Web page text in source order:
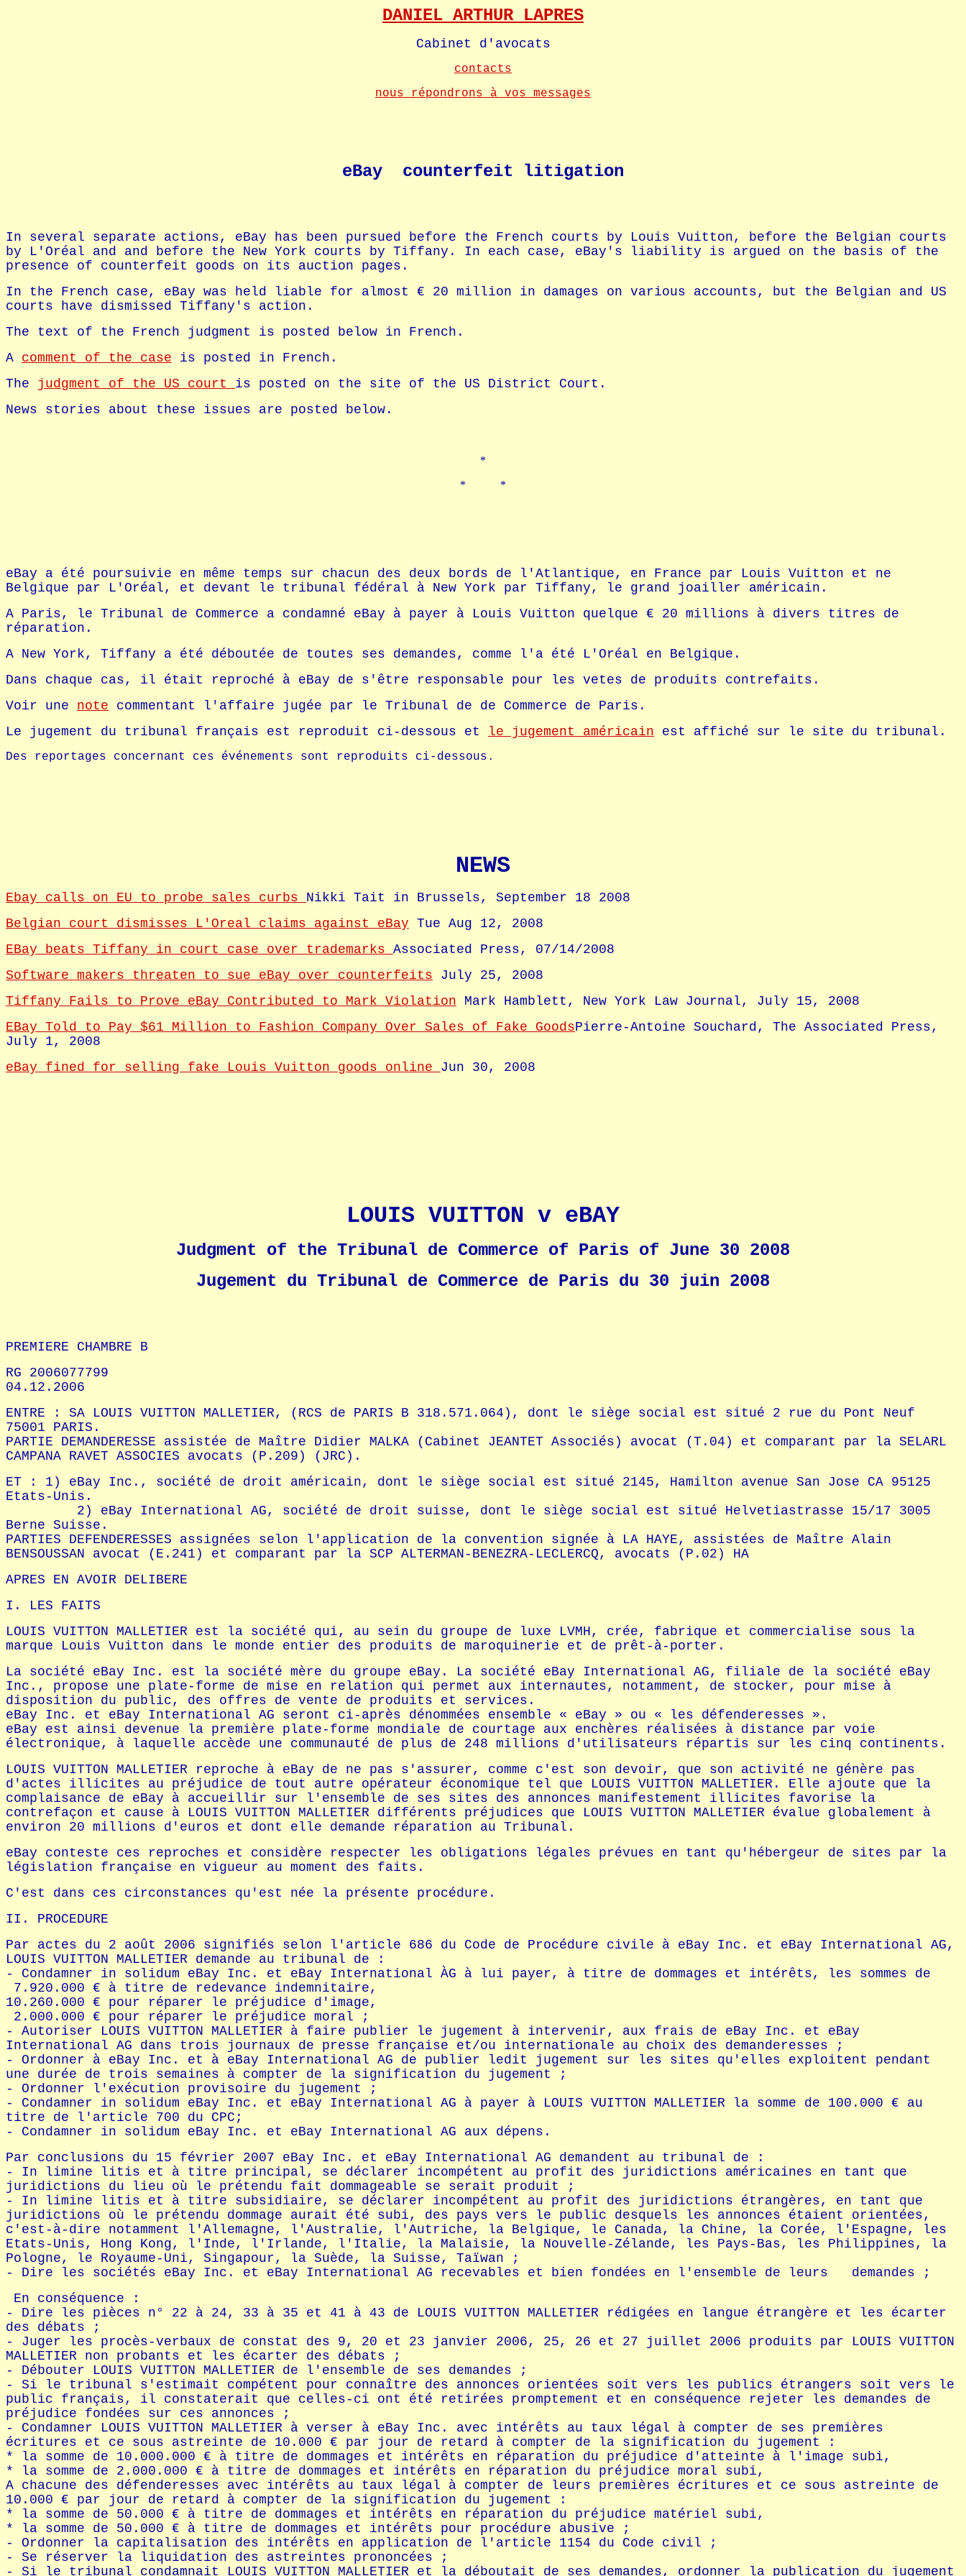
DANIEL ARTHUR LAPRES
Cabinet d'avocats
contacts
nous répondrons à vos messages
eBay counterfeit litigation
In several separate actions, eBay has been pursued before the French courts by Louis Vuitton, before the Belgian courts
by L'Oréal and and before the New York courts by Tiffany. In each case, eBay's liability is argued on the basis of the
presence of counterfeit goods on its auction pages.
In the French case, eBay was held liable for almost € 20 million in damages on various accounts, but the Belgian and US
courts have dismissed Tiffany's action.
The text of the French judgment is posted below in French.
A comment of the case is posted in French.
The judgment of the US court is posted on the site of the US District Court.
News stories about these issues are posted below.
*
* *
eBay a été poursuivie en même temps sur chacun des deux bords de l'Atlantique, en France par Louis Vuitton et ne
Belgique par L'Oréal, et devant le tribunal fédéral à New York par Tiffany, le grand joailler américain.
A Paris, le Tribunal de Commerce a condamné eBay à payer à Louis Vuitton quelque € 20 millions à divers titres de
réparation.
A New York, Tiffany a été déboutée de toutes ses demandes, comme l'a été L'Oréal en Belgique.
Dans chaque cas, il était reproché à eBay de s'être responsable pour les vetes de produits contrefaits.
Voir une note commentant l'affaire jugée par le Tribunal de de Commerce de Paris.
Le jugement du tribunal français est reproduit ci-dessous et le jugement américain est affiché sur le site du tribunal.
Des reportages concernant ces événements sont reproduits ci-dessous.
NEWS
Ebay calls on EU to probe sales curbs Nikki Tait in Brussels, September 18 2008
Belgian court dismisses L'Oreal claims against eBay Tue Aug 12, 2008
EBay beats Tiffany in court case over trademarks Associated Press, 07/14/2008
Software makers threaten to sue eBay over counterfeits July 25, 2008
Tiffany Fails to Prove eBay Contributed to Mark Violation Mark Hamblett, New York Law Journal, July 15, 2008
EBay Told to Pay $61 Million to Fashion Company Over Sales of Fake GoodsPierre-Antoine Souchard, The Associated Press,
July 1, 2008
eBay fined for selling fake Louis Vuitton goods online Jun 30, 2008
LOUIS VUITTON v eBAY
Judgment of the Tribunal de Commerce of Paris of June 30 2008
Jugement du Tribunal de Commerce de Paris du 30 juin 2008
PREMIERE CHAMBRE B
RG 2006077799
04.12.2006
ENTRE : SA LOUIS VUITTON MALLETIER, (RCS de PARIS B 318.571.064), dont le siège social est situé 2 rue du Pont Neuf
75001 PARIS.
PARTIE DEMANDERESSE assistée de Maître Didier MALKA (Cabinet JEANTET Associés) avocat (T.04) et comparant par la SELARL
CAMPANA RAVET ASSOCIES avocats (P.209) (JRC).
ET : 1) eBay Inc., société de droit américain, dont le siège social est situé 2145, Hamilton avenue San Jose CA 95125
Etats-Unis.
2) eBay International AG, société de droit suisse, dont le siège social est situé Helvetiastrasse 15/17 3005
Berne Suisse.
PARTIES DEFENDERESSES assignées selon l'application de la convention signée à LA HAYE, assistées de Maître Alain
BENSOUSSAN avocat (E.241) et comparant par la SCP ALTERMAN-BENEZRA-LECLERCQ, avocats (P.02) HA
APRES EN AVOIR DELIBERE
I. LES FAITS
LOUIS VUITTON MALLETIER est la société qui, au sein du groupe de luxe LVMH, crée, fabrique et commercialise sous la
marque Louis Vuitton dans le monde entier des produits de maroquinerie et de prêt-à-porter.
La société eBay Inc. est la société mère du groupe eBay. La société eBay International AG, filiale de la société eBay
Inc., propose une plate-forme de mise en relation qui permet aux internautes, notamment, de stocker, pour mise à
disposition du public, des offres de vente de produits et services.
eBay Inc. et eBay International AG seront ci-après dénommées ensemble « eBay » ou « les défenderesses ».
eBay est ainsi devenue la première plate-forme mondiale de courtage aux enchères réalisées à distance par voie
électronique, à laquelle accède une communauté de plus de 248 millions d'utilisateurs répartis sur les cinq continents.
LOUIS VUITTON MALLETIER reproche à eBay de ne pas s'assurer, comme c'est son devoir, que son activité ne génère pas
d'actes illicites au préjudice de tout autre opérateur économique tel que LOUIS VUITTON MALLETIER. Elle ajoute que la
complaisance de eBay à accueillir sur l'ensemble de ses sites des annonces manifestement illicites favorise la
contrefaçon et cause à LOUIS VUITTON MALLETIER différents préjudices que LOUIS VUITTON MALLETIER évalue globalement à
environ 20 millions d'euros et dont elle demande réparation au Tribunal.
eBay conteste ces reproches et considère respecter les obligations légales prévues en tant qu'hébergeur de sites par la
législation française en vigueur au moment des faits.
C'est dans ces circonstances qu'est née la présente procédure.
II. PROCEDURE
Par actes du 2 août 2006 signifiés selon l'article 686 du Code de Procédure civile à eBay Inc. et eBay International AG,
LOUIS VUITTON MALLETIER demande au tribunal de :
- Condamner in solidum eBay Inc. et eBay International ÀG à lui payer, à titre de dommages et intérêts, les sommes de
7.920.000 € à titre de redevance indemnitaire,
10.260.000 € pour réparer le préjudice d'image,
2.000.000 € pour réparer le préjudice moral ;
- Autoriser LOUIS VUITTON MALLETIER à faire publier le jugement à intervenir, aux frais de eBay Inc. et eBay
International AG dans trois journaux de presse française et/ou internationale au choix des demanderesses ;
- Ordonner à eBay Inc. et à eBay International AG de publier ledit jugement sur les sites qu'elles exploitent pendant
une durée de trois semaines à compter de la signification du jugement ;
- Ordonner l'exécution provisoire du jugement ;
- Condamner in solidum eBay Inc. et eBay International AG à payer à LOUIS VUITTON MALLETIER la somme de 100.000 € au
titre de l'article 700 du CPC;
- Condamner in solidum eBay Inc. et eBay International AG aux dépens.
Par conclusions du 15 février 2007 eBay Inc. et eBay International AG demandent au tribunal de :
- In limine litis et à titre principal, se déclarer incompétent au profit des juridictions américaines en tant que
juridictions du lieu où le prétendu fait dommageable se serait produit ;
- In limine litis et à titre subsidiaire, se déclarer incompétent au profit des juridictions étrangères, en tant que
juridictions où le prétendu dommage aurait été subi, des pays vers le public desquels les annonces étaient orientées,
c'est-à-dire notamment l'Allemagne, l'Australie, l'Autriche, la Belgique, le Canada, la Chine, la Corée, l'Espagne, les
Etats-Unis, Hong Kong, l'Inde, l'Irlande, l'Italie, la Malaisie, la Nouvelle-Zélande, les Pays-Bas, les Philippines, la
Pologne, le Royaume-Uni, Singapour, la Suède, la Suisse, Taïwan ;
- Dire les sociétés eBay Inc. et eBay International AG recevables et bien fondées en l'ensemble de leurs demandes ;
En conséquence :
- Dire les pièces n° 22 à 24, 33 à 35 et 41 à 43 de LOUIS VUITTON MALLETIER rédigées en langue étrangère et les écarter
des débats ;
- Juger les procès-verbaux de constat des 9, 20 et 23 janvier 2006, 25, 26 et 27 juillet 2006 produits par LOUIS VUITTON
MALLETIER non probants et les écarter des débats ;
- Débouter LOUIS VUITTON MALLETIER de l'ensemble de ses demandes ;
- Si le tribunal s'estimait compétent pour connaître des annonces orientées soit vers les publics étrangers soit vers le
public français, il constaterait que celles-ci ont été retirées promptement et en conséquence rejeter les demandes de
préjudice fondées sur ces annonces ;
- Condamner LOUIS VUITTON MALLETIER à verser à eBay Inc. avec intérêts au taux légal à compter de ses premières
écritures et ce sous astreinte de 10.000 € par jour de retard à compter de la signification du jugement :
* la somme de 10.000.000 € à titre de dommages et intérêts en réparation du préjudice d'atteinte à l'image subi,
* la somme de 2.000.000 € à titre de dommages et intérêts en réparation du préjudice moral subi,
A chacune des défenderesses avec intérêts au taux légal à compter de leurs premières écritures et ce sous astreinte de
10.000 € par jour de retard à compter de la signification du jugement :
* la somme de 50.000 € à titre de dommages et intérêts en réparation du préjudice matériel subi,
* la somme de 50.000 € à titre de dommages et intérêts pour procédure abusive ;
- Ordonner la capitalisation des intérêts en application de l'article 1154 du Code civil ;
- Se réserver la liquidation des astreintes prononcées ;
- Si le tribunal condamnait LOUIS VUITTON MALLETIER et la déboutait de ses demandes, ordonner la publication du jugement